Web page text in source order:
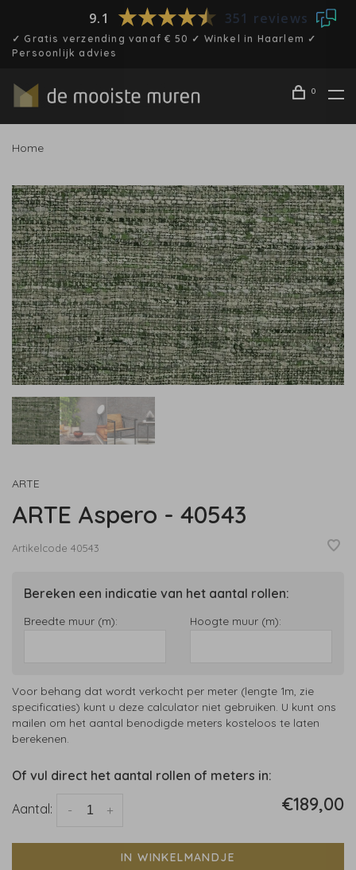
9.1 351 reviews
✓ Gratis verzending vanaf € 50 ✓ Winkel in Haarlem ✓
Persoonlijk advies
0
Home
ARTE
ARTE Aspero - 40543
Artikelcode 40543
Bereken een indicatie van het aantal rollen:
Breedte muur (m): Hoogte muur (m):
Voor behang dat wordt verkocht per meter (lengte 1m, zie
specificaties) kunt u deze calculator niet gebruiken. U kunt ons
mailen om het aantal benodigde meters kosteloos te laten
berekenen.
Of vul direct het aantal rollen of meters in:
Aantal: +
- €189,00
IN WINKELMANDJE